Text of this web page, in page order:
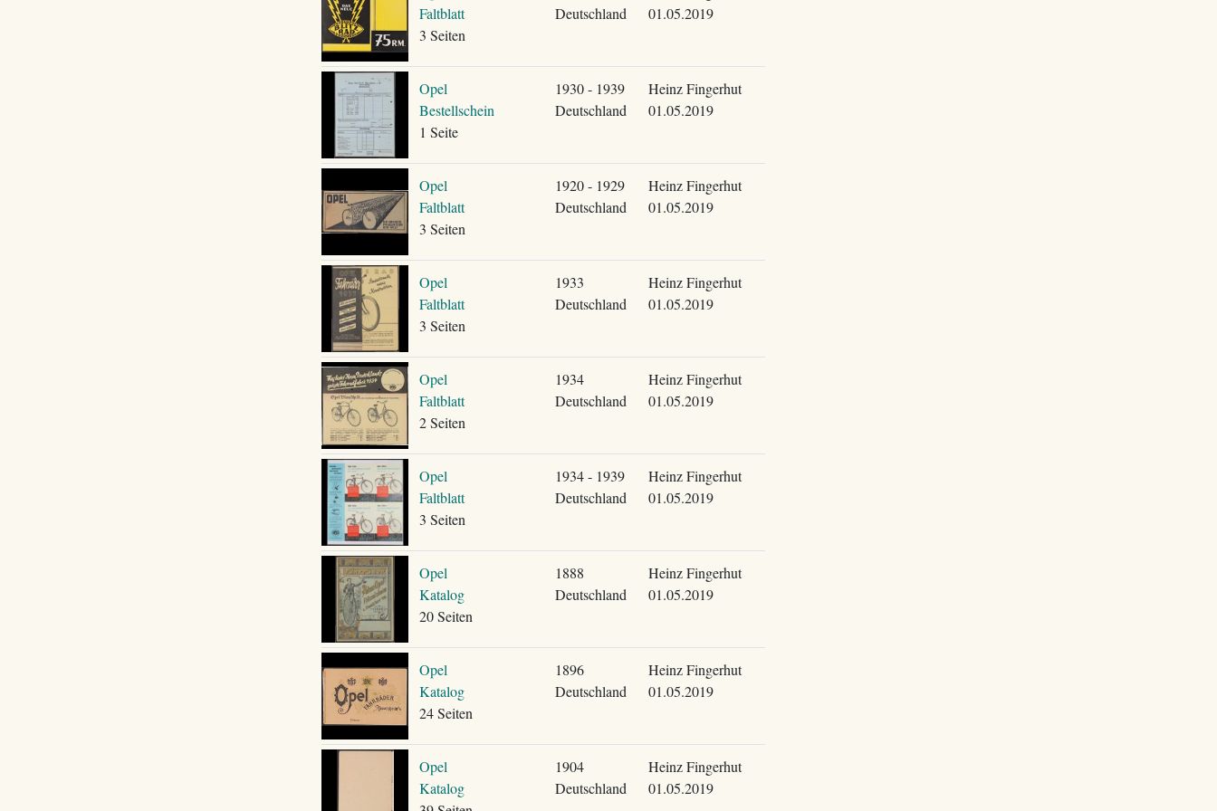
Faltblatt
3 Seiten
Deutschland
01.05.2019
Opel
Bestellschein
1 Seite
1930 - 1939
Deutschland
Heinz Fingerhut
01.05.2019
Opel
Faltblatt
3 Seiten
1920 - 1929
Deutschland
Heinz Fingerhut
01.05.2019
Opel
Faltblatt
3 Seiten
1933
Deutschland
Heinz Fingerhut
01.05.2019
Opel
Faltblatt
2 Seiten
1934
Deutschland
Heinz Fingerhut
01.05.2019
Opel
Faltblatt
3 Seiten
1934 - 1939
Deutschland
Heinz Fingerhut
01.05.2019
Opel
Katalog
20 Seiten
1888
Deutschland
Heinz Fingerhut
01.05.2019
Opel
Katalog
24 Seiten
1896
Deutschland
Heinz Fingerhut
01.05.2019
Opel
Katalog
1904
Deutschland
Heinz Fingerhut
01.05.2019